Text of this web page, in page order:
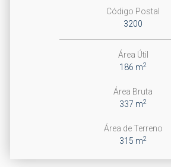
Código Postal
3200
Área Útil
186 m2
Área Bruta
337 m2
Área de Terreno
315 m2